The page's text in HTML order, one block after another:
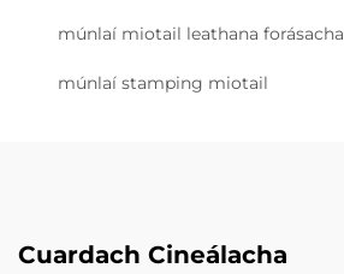
múnlaí miotail leathana forásacha
múnlaí stamping miotail
Cuardach Cineálacha